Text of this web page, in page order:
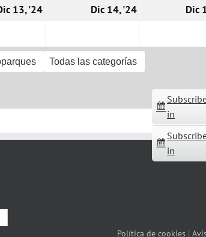
13, '2413/12/2024Dic 14, '2414/12/2024
Dic
Todas las categorías
in
in
Política de cookies |